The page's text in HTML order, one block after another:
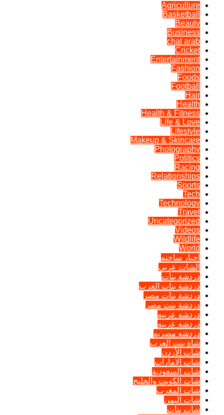
Agriculture
Basketball
Beauty
Business
chat arab
Cricket
Entertainment
Fashion
Foods
Football
Hair
Health
Health & Fitness
Life & Love
Lifestyle
Makeup & Skincare
Photography
Politics
Racing
Relationships
Sports
Tech
Technology
Travel
Uncategorized
Videos
Wildlife
World
اخبار ساخنه
الشات عربي
دردشة بنات
دردشة بنات العرب
دردشة بنات مصر
دردشة بنت مصر
دردشه عربيه
دردشه عربيه
دردشه مصريه
شاة بنت العرب
شات الأردن
شات الإمارات
شات السعودية
شات الكويت والخليج
شات المغرب
شات اليمن
شات بنات